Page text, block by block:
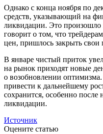
Однако с конца ноября по
средств, указывающий на
ликвидации. Это произошло
говорит о том, что
цен, пришлось закрыть свои
В январе чистый приток
на рынок приходят новые
о возобновлении
привести к дальнейшему
сохранится, особенно
ликвидации.
Источник
Оцените статью